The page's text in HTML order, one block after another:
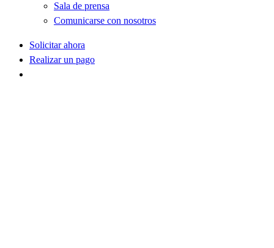
Sala de prensa
Comunicarse con nosotros
Solicitar ahora
Realizar un pago